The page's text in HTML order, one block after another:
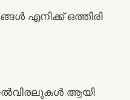
എനിക്ക് ഒത്തിരി
ആയി